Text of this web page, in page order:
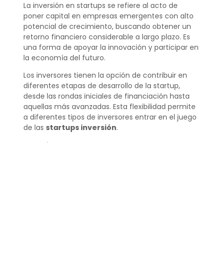
La inversión en startups se refiere al acto de
poner capital en empresas emergentes con alto
potencial de crecimiento, buscando obtener un
retorno financiero considerable a largo plazo. Es
una forma de apoyar la innovación y participar en
la economía del futuro.
Los inversores tienen la opción de contribuir en
diferentes etapas de desarrollo de la startup,
desde las rondas iniciales de financiación hasta
aquellas más avanzadas. Esta flexibilidad permite
a diferentes tipos de inversores entrar en el juego
de las startups inversión.
¿Cómo se invierte en